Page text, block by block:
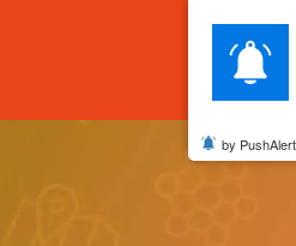
主頁
by PushAlert